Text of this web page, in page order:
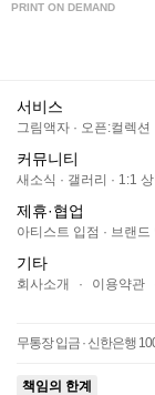
PRINT ON DEMAND
서비스
그림액자 · 오픈:컬렉션
커뮤니티
새소식 · 갤러리 · 1:1
제휴·협업
아티스트 입점 · 브랜드
기타
회사소개 · 이용약관
무통장 입금 · 신한은행
책임의 한계